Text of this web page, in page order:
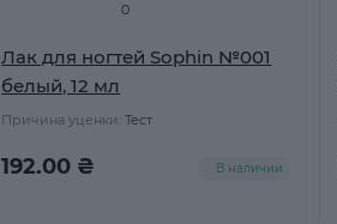
0
Лак для ногтей Sophin №001
белый, 12 мл
Причина уценки: Тест
192.00 ₴ В наличии